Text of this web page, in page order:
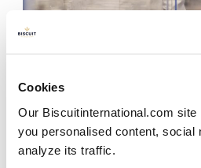
Cookies
Our Biscuitinternational.com
you personalised content, social
analyze its traffic.
Así trabajamos
Nuestra misión es hacer